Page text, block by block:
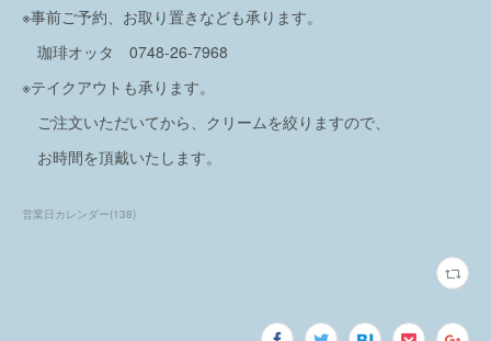
※事前ご予約、お取り置きなども承ります。
珈琲オッタ 0748-26-7968
※テイクアウトも承ります。
ご注文いただいてから、クリームを絞りますので、
お時間を頂戴いたします。
営業日カレンダー(138)